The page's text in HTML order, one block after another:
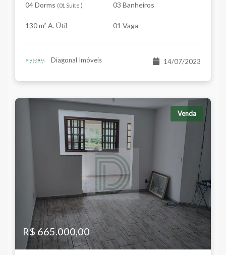
04 Dorms (01 Suíte ) 03 Banheiros
130 m² A. Útil 01 Vaga
Diagonal Imóveis 14/07/2023
Venda
R$ 665.000,00